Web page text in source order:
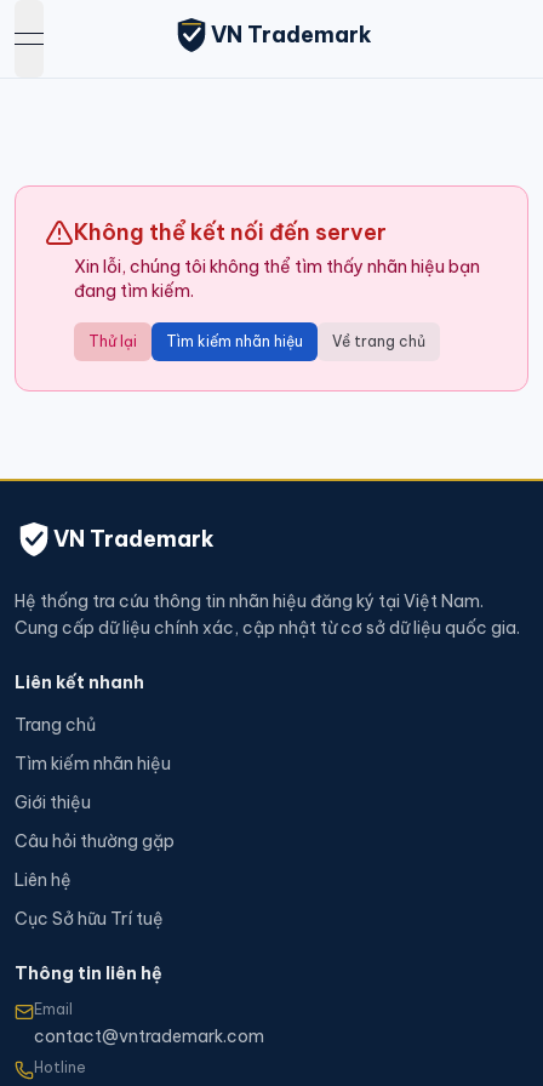
open navigation menu
VN Trademark
Không thể kết nối đến server
Xin lỗi, chúng tôi không thể tìm thấy nhãn hiệu bạn
đang tìm kiếm.
Thử lại Tìm kiếm nhãn hiệu Về trang chủ
VN Trademark
Hệ thống tra cứu thông tin nhãn hiệu đăng ký tại Việt Nam.
Cung cấp dữ liệu chính xác, cập nhật từ cơ sở dữ liệu quốc gia.
Liên kết nhanh
Trang chủ
Tìm kiếm nhãn hiệu
Giới thiệu
Câu hỏi thường gặp
Liên hệ
Cục Sở hữu Trí tuệ
Thông tin liên hệ
Email
contact@vntrademark.com
Hotline